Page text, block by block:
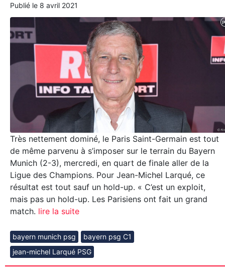
Publié le 8 avril 2021
Très nettement dominé, le Paris Saint-Germain est tout
de même parvenu à s’imposer sur le terrain du Bayern
Munich (2-3), mercredi, en quart de finale aller de la
Ligue des Champions. Pour Jean-Michel Larqué, ce
résultat est tout sauf un hold-up. « C’est un exploit,
mais pas un hold-up. Les Parisiens ont fait un grand
match. lire la suite
bayern munich psg
bayern psg C1
jean-michel Larqué PSG